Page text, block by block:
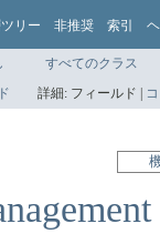
リー 非推奨 索引
すべてのクラス
詳細: フィールド |